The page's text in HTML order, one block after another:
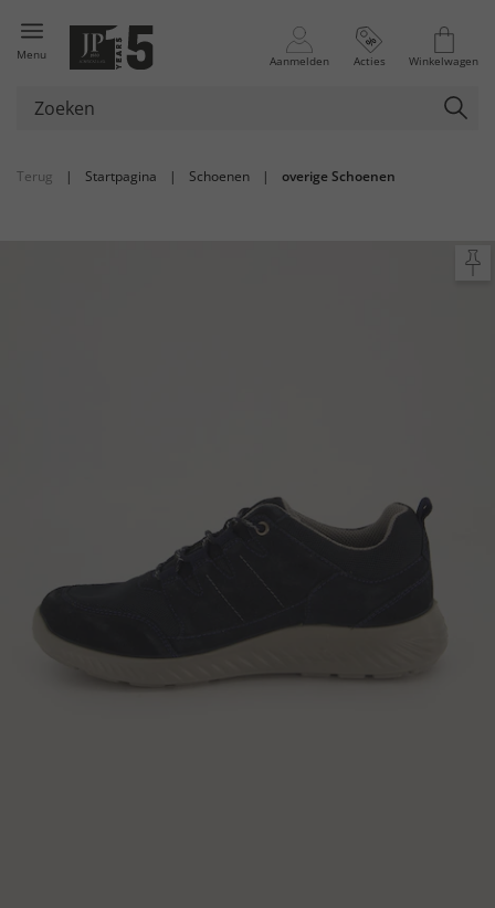
Menu Aanmelden Acties Winkelwagen
Terug | Startpagina | Schoenen | overige Schoenen